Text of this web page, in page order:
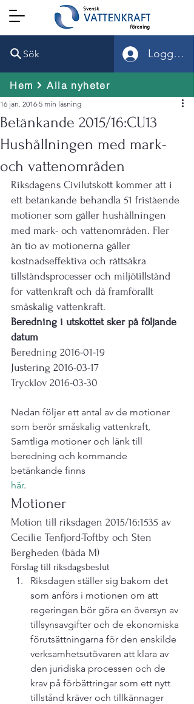
Sök Logga in
Hem Alla nyheter
Betänkande 2015/16:CU13
Hushållningen med mark-
och vattenområden
16 jan. 2016 5 min läsning
Riksdagens Civilutskott kommer att i
ett betänkande behandla 51 fristående
motioner som gäller hushållningen
med mark- och vattenområden. Fler
än tio av motionerna gäller
kostnadseffektiva och rättsäkra
tillståndsprocesser och miljötillstånd
för vattenkraft och då framförallt
småskalig vattenkraft.
Beredning i utskottet sker på följande
datum
Beredning 2016-01-19
Justering 2016-03-17
Trycklov 2016-03-30
Nedan följer ett antal av de motioner
som berör småskalig vattenkraft,
Samtliga motioner och länk till
beredning och kommande
betänkande finns
här.
Motioner
Motion till riksdagen 2015/16:1535 av
Cecilie Tenfjord-Toftby och Sten
Bergheden (båda M)
Förslag till riksdagsbeslut
Riksdagen ställer sig bakom det
som anförs i motionen om att
regeringen bör göra en översyn av
tillsynsavgifter och de ekonomiska
förutsättningarna för den enskilde
verksamhetsutövaren att klara av
den juridiska processen och de
krav på förbättringar som ett nytt
tillstånd kräver och tillkännager